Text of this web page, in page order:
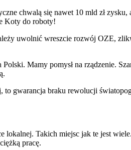
chwalą się nawet 10 mld zł
Koty do roboty!
uwolnić wreszcie rozwój OZE,
Mamy pomysł na rządzenie.
to gwarancja braku rewolucji
lokalnej. Takich miejsc jak te jest
pracę.